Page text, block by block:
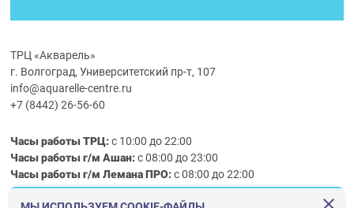
ТРЦ «Акварель»
г. Волгоград, Университетский пр-т, 107
info@aquarelle-centre.ru
+7 (8442) 26-56-60
Часы работы ТРЦ:с 10:00 до 22:00
Часы работы г/м Ашан:с 08:00 до 23:00
Часы работыг/мЛемана ПРО:с 08:00 до 22:00